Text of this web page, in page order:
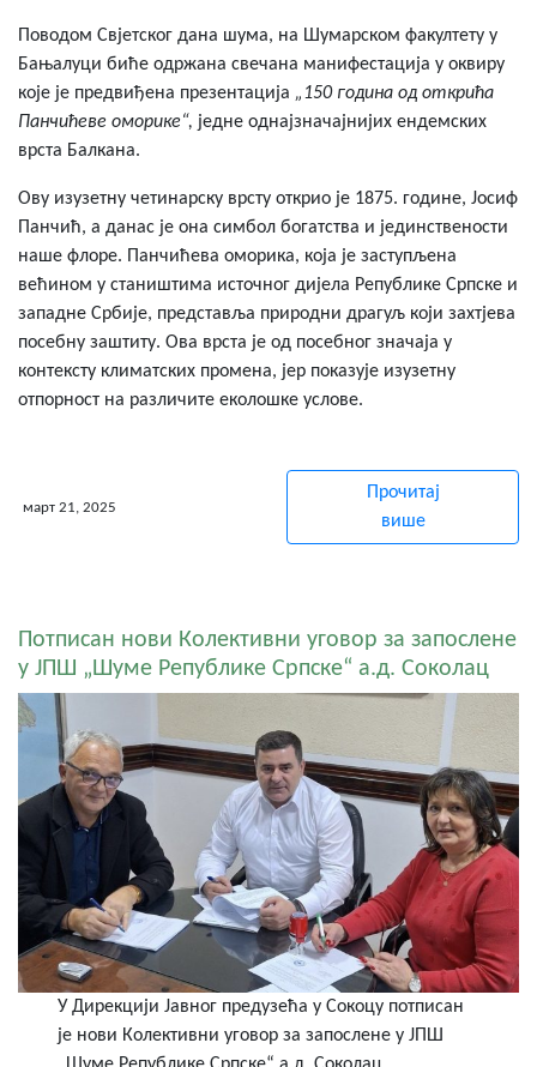
Поводом Свјетског дана шума, на Шумарском факултету у
Бањалуци биће одржана свечана манифестација у оквиру
које је предвиђена презентација „150 година од открића
Панчићеве оморике“, једне однајзначајнијих ендемских
врста Балкана.
Ову изузетну четинарску врсту открио је 1875. године, Јосиф
Панчић, а данас је она симбол богатства и јединствености
наше флоре. Панчићева оморика, која је заступљена
већином у стаништима источног дијела Републике Српске и
западне Србије, представља природни драгуљ који захтјева
посебну заштиту. Ова врста је од посебног значаја у
контексту климатских промена, јер показује изузетну
отпорност на различите еколошке услове.
март 21, 2025
Прочитај
више
Потписан нови Колективни уговор за запослене
у ЈПШ „Шуме Републике Српске“ а.д. Соколац
У Дирекцији Јавног предузећа у Сокоцу потписан
је нови Колективни уговор за запослене у ЈПШ